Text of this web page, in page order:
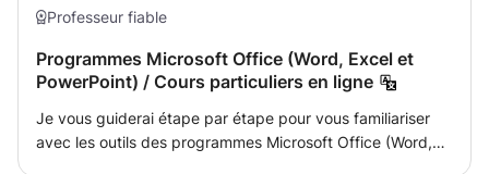
Professeur fiable
Programmes Microsoft Office (Word, Excel et
PowerPoint) / Cours particuliers en ligne
Je vous guiderai étape par étape pour vous familiariser
avec les outils des programmes Microsoft Office (Word,